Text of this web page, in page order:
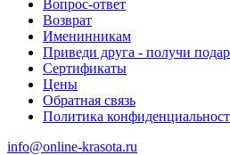
Вопрос-ответ
Возврат
Именинникам
Приведи друга - получи
Сертификаты
Цены
Обратная связь
Политика
info@online-krasota.ru